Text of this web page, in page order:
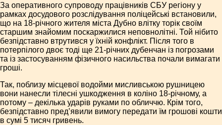
За оперативного супроводу працівників СБУ регіону у
рамках досудового розслідування поліцейські встановили,
що на 18-річного жителя міста Дубно влітку торік своїм
старшим знайомим поскаржилися неповнолітні. Той нібито
безпідставно втрутився у їхній конфлікт. Після того в
потерпілого двоє тоді ще 21-річних дубенчан із погрозами
та із застосуванням фізичного насильства почали вимагати
гроші.
Так, поблизу місцевої водойми мисливською рушницею
вони нанесли тілесні ушкодження в коліно 18-річному, а
потому – декілька ударів руками по обличчю. Крім того,
безпідставно пред’явили вимогу передати їм грошові кошти
в сумі 5 тисяч гривень.